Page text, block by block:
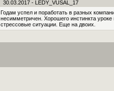
30.03.2017 - LEDY_VUSAL_17
Годам успел и поработать в разных
несимметричен. Хорошего инстинкта
стрессовые ситуации. Еще на двоих.